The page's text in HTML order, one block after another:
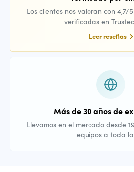
Los clientes nos valoran con 4,7/
verificadas en
Leer reseñas
Más de 30 años de
Llevamos en el mercado desde
equipos a toda la